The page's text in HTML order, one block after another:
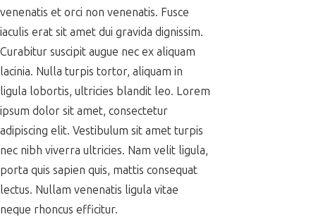
venenatis et orci non venenatis. Fusce
iaculis erat sit amet dui gravida dignissim.
Curabitur suscipit augue nec ex aliquam
lacinia. Nulla turpis tortor, aliquam in
ligula lobortis, ultricies blandit leo. Lorem
ipsum dolor sit amet, consectetur
adipiscing elit. Vestibulum sit amet turpis
nec nibh viverra ultricies. Nam velit ligula,
porta quis sapien quis, mattis consequat
lectus. Nullam venenatis ligula vitae
neque rhoncus efficitur.